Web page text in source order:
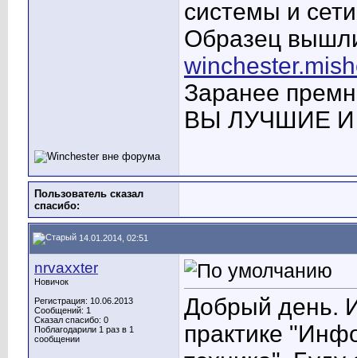
системы и сети
Образец
Заранее
ВЫ ЛУЧШИЕ И
Пользователь сказал
cпасибо:
14.01.2014, 02:51
nrvaxxter
Новичок
Регистрация: 10.06.2013
Сообщений: 1
Сказал спасибо: 0
Поблагодарили 1 раз в 1
сообщении
Добрый день.
практике